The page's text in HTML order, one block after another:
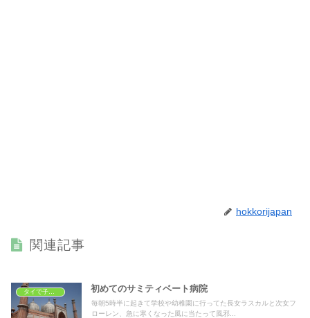
hokkorijapan
関連記事
タイで子育て 初めてのサミティベート病院
毎朝5時半に起きて学校や幼稚園に行ってた長女ラスカルと次女フ
ローレン、急に寒くなった風に当たって風邪...